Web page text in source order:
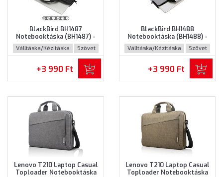
BlackBird BH1487
Notebooktáska (BH1487) -
Maximum 15.6" méretű
notebookokhoz - Fekete
színben
Válltáska/Kézitáska Szövet
+3 990 Ft
BlackBird BH1488
Notebooktáska (BH1488) -
Maximum 15.6" méretű
notebookokhoz - Szürke
színben
Válltáska/Kézitáska Szövet
+3 990 Ft
Lenovo T210 Laptop Casual
Toploader Notebooktáska
Lenovo T210 Laptop Casual
Toploader Notebooktáska